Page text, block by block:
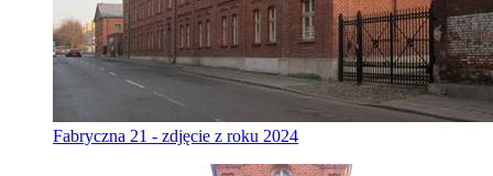
Fabryczna 21 - zdjęcie z roku 2024